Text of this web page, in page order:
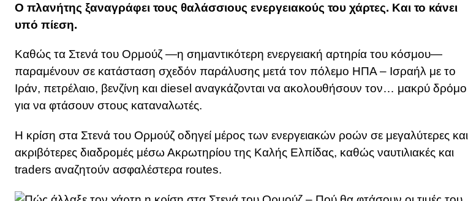
Ο πλανήτης ξαναγράφει τους θαλάσσιους ενεργειακούς του χάρτες. Και το κάνει
υπό πίεση.
Καθώς τα Στενά του Ορμούζ —η σημαντικότερη ενεργειακή αρτηρία του κόσμου—
παραμένουν σε κατάσταση σχεδόν παράλυσης μετά τον πόλεμο ΗΠΑ – Ισραήλ με το
Ιράν, πετρέλαιο, βενζίνη και diesel αναγκάζονται να ακολουθήσουν τον… μακρύ δρόμο
για να φτάσουν στους καταναλωτές.
Η κρίση στα Στενά του Ορμούζ οδηγεί μέρος των ενεργειακών ροών σε μεγαλύτερες και
ακριβότερες διαδρομές μέσω Ακρωτηρίου της Καλής Ελπίδας, καθώς ναυτιλιακές και
traders αναζητούν ασφαλέστερα routes.